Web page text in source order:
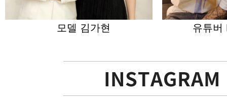
모델 김가현 유튜버